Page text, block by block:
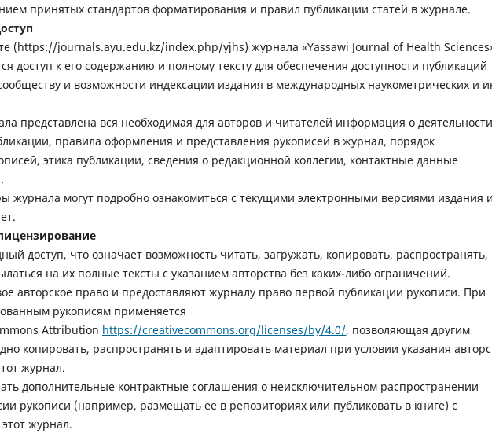
принятых стандартов форматирования и правил публикации статей в журнале.
(https://journals.ayu.edu.kz/index.php/yjhs) журнала «Yassawi Journal of Health
доступ к его содержанию и полному тексту для обеспечения доступности публикаций
и возможности индексации издания в международных наукометрических и
представлена вся необходимая для авторов и читателей информация о деятельности
правила оформления и представления рукописей в журнал, порядок
этика публикации, сведения о редакционной коллегии, контактные данные
журнала могут подробно ознакомиться с текущими электронными версиями издания и
доступ, что означает возможность читать, загружать, копировать, распространять,
на их полные тексты с указанием авторства без каких-либо ограничений.
авторское право и предоставляют журналу право первой публикации рукописи. При
рукописям применяется
Attribution https://creativecommons.org/licenses/by/4.0/, позволяющая другим
копировать, распространять и адаптировать материал при условии указания
журнал.
дополнительные контрактные соглашения о неисключительном распространении
рукописи (например, размещать ее в репозиториях или публиковать в книге) с
журнал.